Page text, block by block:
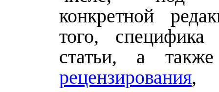
конкретной
того, специфика
статьи, а
рецензирования,